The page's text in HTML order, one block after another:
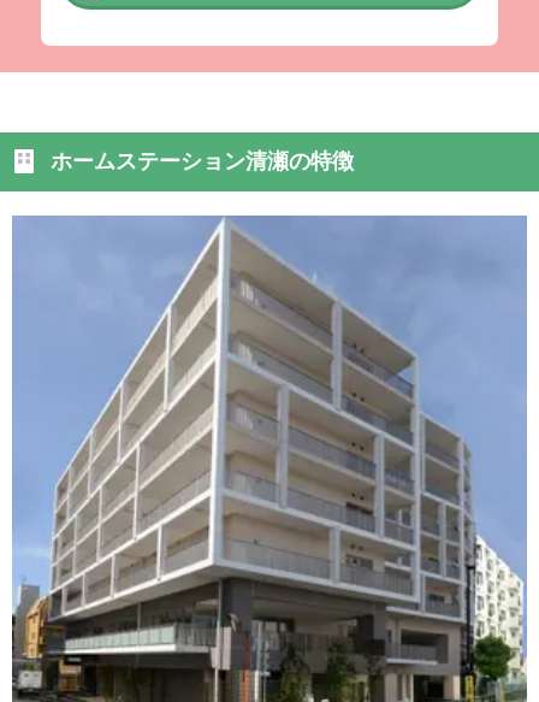
ホームステーション清瀬の特徴